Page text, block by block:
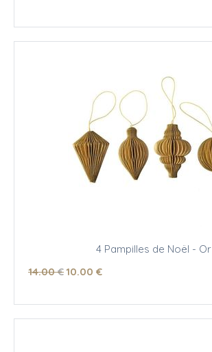
4 Pampilles de Noël - Or
14.00 €10.00 €